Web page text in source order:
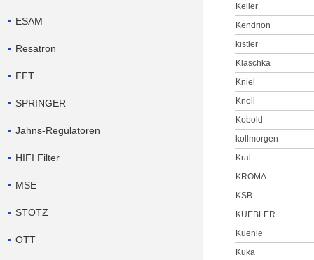
ESAM
Resatron
FFT
SPRINGER
Jahns-Regulatoren
HIFI Filter
MSE
STOTZ
OTT
Keller
Kendrion
kistler
Klaschka
Kniel
Knoll
Kobold
kollmorgen
Kral
KROMA
KSB
KUEBLER
Kuenle
Kuka